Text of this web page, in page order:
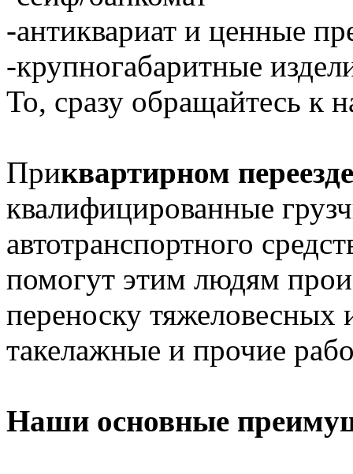
-антиквариат и ценные
-крупногабаритные
То, сразу обращайтесь к
Приквартирном
квалифицированные
автотранспортного
помогут этим людям
переноску тяжеловесных
такелажные и прочие
Наши основные